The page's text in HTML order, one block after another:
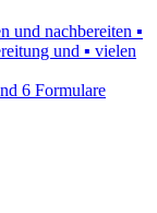
und nachbereiten ▪
und ▪ vielen
6 Formulare